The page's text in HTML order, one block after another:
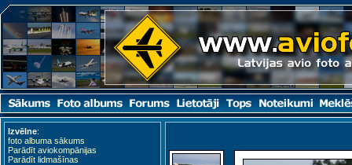
Izvēlne:
foto albuma sākums
Parādīt aviokompānijas
Parādīt lidmašīnas